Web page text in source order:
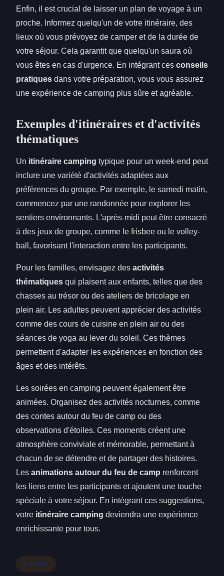
Enfin, il est crucial de laisser un plan de voyage à un
proche. Informez quelqu'un de votre itinéraire, des
lieux où vous prévoyez de camper et de la durée de
votre séjour. Cela garantit que quelqu'un saura où
vous êtes en cas d'urgence. En intégrant ces conseils
pratiques dans votre préparation, vous vous assurez
une expérience de camping plus sûre et agréable.
Exemples d'itinéraires et d'activités
thématiques
Un itinéraire camping typique pour un week-end peut
inclure une variété d'activités adaptées aux
préférences du groupe. Par exemple, le samedi matin,
commencez par une randonnée pour explorer les
sentiers environnants. L'après-midi peut être consacré
à des jeux de groupe, comme le frisbee ou le volley-
ball, favorisant l'interaction entre les participants.
Pour les familles, envisagez des activités
thématiques qui plaisent aux enfants, telles que des
chasses au trésor ou des ateliers de bricolage en
plein air. Les adultes peuvent apprécier des activités
comme des cours de cuisine en plein air ou des
séances de yoga au lever du soleil. Ces thèmes
permettent d'adapter les expériences en fonction des
âges et des intérêts.
Les soirées en camping peuvent également être
animées. Organisez des activités nocturnes, comme
des contes autour du feu de camp ou des
observations d'étoiles. Ces moments créent une
atmosphère conviviale et mémorable, permettant à
chacun de se détendre et de partager des histoires.
Les animations autour du feu de camp renforcent
les liens entre les participants et ajoutent une touche
spéciale à votre séjour. En intégrant ces suggestions,
votre itinéraire camping deviendra une expérience
enrichissante pour tous.
Activités